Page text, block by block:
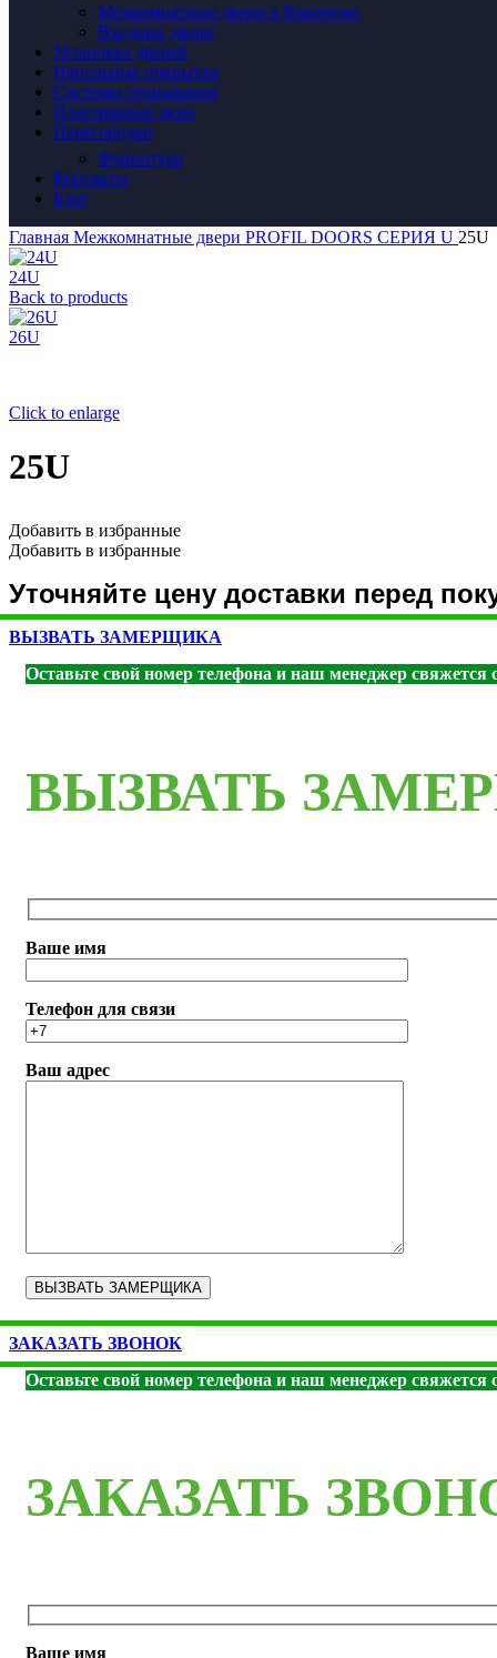
Межкомнатные двери в Воронеже
Входные двери
Установка дверей
Напольные покрытия
Системы открывания
Пластиковые окна
Перегородки
Фурнитура
Контакты
Блог
Главная Межкомнатные двери PROFIL DOORS СЕРИЯ U 25U
24U
Back to products
26U
Click to enlarge
25U
Добавить в избранные
Добавить в избранные
Уточняйте цену доставки перед
ВЫЗВАТЬ ЗАМЕРЩИКА
Оставьте свой номер телефона и наш менеджер свяжется
ВЫЗВАТЬ
Ваше имя
Телефон для связи
Ваш адрес
ЗАКАЗАТЬ ЗВОНОК
Оставьте свой номер телефона и наш менеджер свяжется
ЗАКАЗАТЬ
Ваше имя